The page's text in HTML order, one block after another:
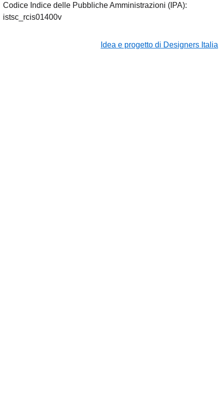
Codice Indice delle Pubbliche Amministrazioni (IPA):
istsc_rcis01400v
Idea e progetto di Designers Italia